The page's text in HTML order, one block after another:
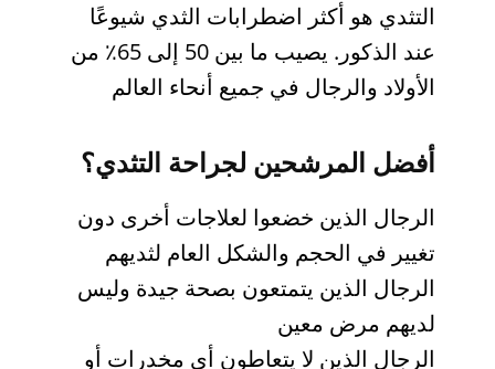
التثدي هو أكثر اضطرابات الثدي شيوعًا
عند الذكور. يصيب ما بين 50 إلى 65٪ من
الأولاد والرجال في جميع أنحاء العالم
أفضل المرشحين لجراحة التثدي؟
الرجال الذين خضعوا لعلاجات أخرى دون
تغيير في الحجم والشكل العام لثديهم
الرجال الذين يتمتعون بصحة جيدة وليس
لديهم مرض معين
الرجال الذين لا يتعاطون أي مخدرات أو